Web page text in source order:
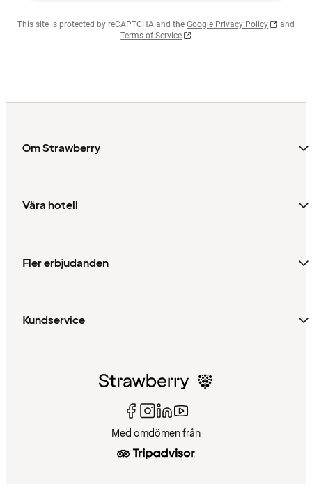
This site is protected by reCAPTCHA and the Google Privacy Policy
and
Terms of Service
Om Strawberry
Våra hotell
Fler erbjudanden
Kundservice
Med omdömen från